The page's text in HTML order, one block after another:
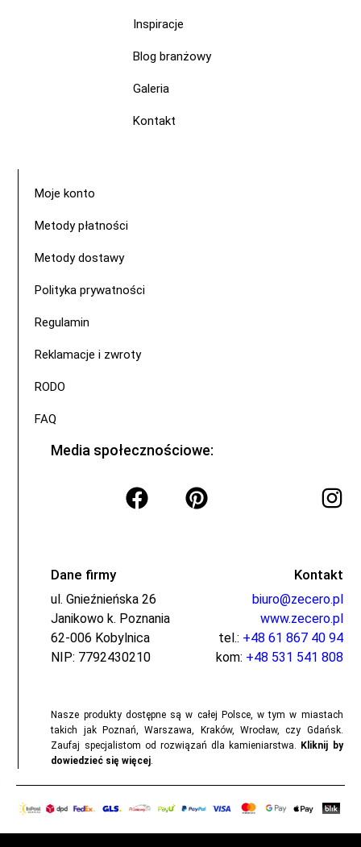
Inspiracje
Blog branżowy
Galeria
Kontakt
Moje konto
Metody płatności
Metody dostawy
Polityka prywatności
Regulamin
Reklamacje i zwroty
RODO
FAQ
Media społecznościowe:
Dane firmy
ul. Gnieźnieńska 26
Janikowo k. Poznania
62-006 Kobylnica
NIP: 7792430210
Kontakt
biuro@zecero.pl
www.zecero.pl
tel.: +48 61 867 40 94
kom: +48 531 541 808
Nasze produkty dostępne są w całej Polsce, w tym w miastach
takich jak Poznań, Warszawa, Kraków, Wrocław, czy Gdańsk.
Zaufaj specjalistom od rozwiązań dla kamieniarstwa. Kliknij by
dowiedzieć się więcej.